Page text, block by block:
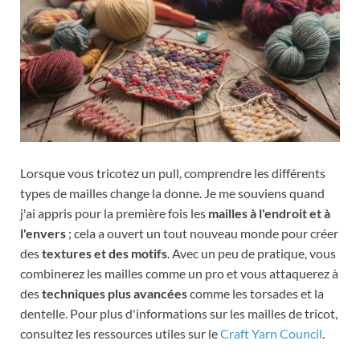
Lorsque vous tricotez un pull, comprendre les différents
types de mailles change la donne. Je me souviens quand
j'ai appris pour la première fois les mailles à l'endroit et à
l'envers ; cela a ouvert un tout nouveau monde pour créer
destextures et des motifs . Avec un peu de pratique, vous
combinerez les mailles comme un pro et vous attaquerez à
destechniques plus avancéescomme les torsades et la
dentelle. Pour plus d'informations sur les mailles de tricot,
consultez les ressources utiles sur leCraft Yarn Council